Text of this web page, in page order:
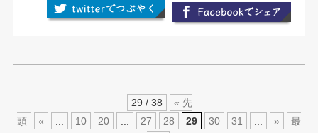
29 / 38
« 先
頭
« ... 10 20 ... 27 28 29 30 31 ... » 最